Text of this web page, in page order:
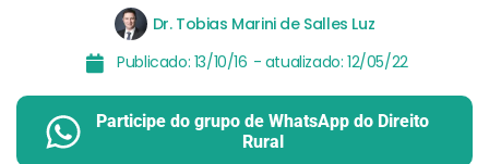
Dr. Tobias Marini de Salles Luz
Publicado: 13/10/16 - atualizado: 12/05/22
Participe do grupo de WhatsApp do Direito
Rural